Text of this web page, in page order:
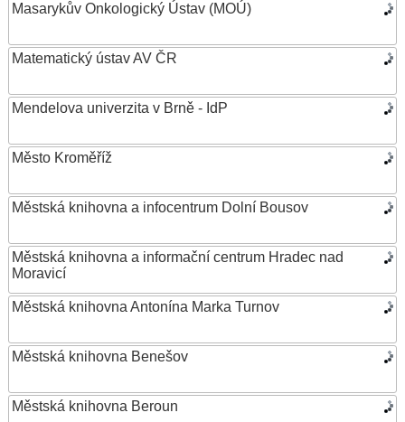
Masarykův Onkologický Ústav (MOÚ)
Matematický ústav AV ČR
Mendelova univerzita v Brně - IdP
Město Kroměříž
Městská knihovna a infocentrum Dolní Bousov
Městská knihovna a informační centrum Hradec nad
Moravicí
Městská knihovna Antonína Marka Turnov
Městská knihovna Benešov
Městská knihovna Beroun